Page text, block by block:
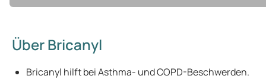
Über Bricanyl
Bricanyl hilft bei Asthma- und COPD-Beschwerden.